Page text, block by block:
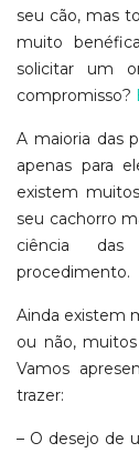
seu cão, mas
muito
solicitar um
compromisso?
A maioria das
apenas para
existem
seu cachorro
ciência das
procedimento.
Ainda existem
ou não,
Vamos
trazer:
– O desejo de